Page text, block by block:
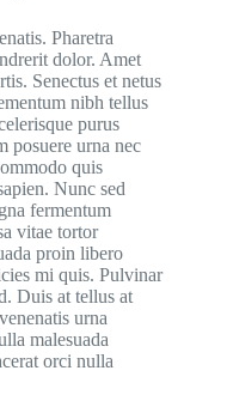
Pharetra
dolor. Amet
Senectus et netus
nibh tellus
purus
posuere urna nec
quis
Nunc sed
fermentum
vitae tortor
proin libero
mi quis. Pulvinar
Duis at tellus at
urna
malesuada
orci nulla